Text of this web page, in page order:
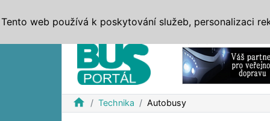
home Technika Autobusy
Tento web používá k poskytování služeb, personalizaci